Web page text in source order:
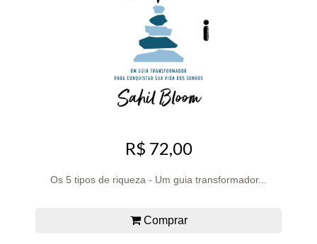
R$ 72,00
Os 5 tipos de riqueza - Um guia transformador...
Comprar